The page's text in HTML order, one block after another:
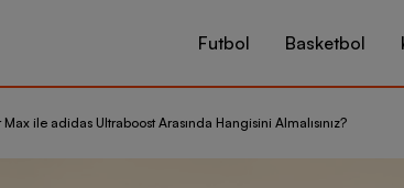
Futbol Basketbol
ile adidas Ultraboost Arasında Hangisini Almalısınız?